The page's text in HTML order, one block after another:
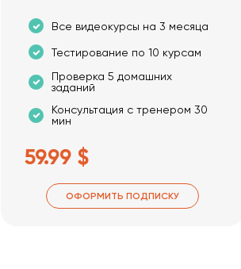
Все видеокурсы на 3 месяца
Тестирование по 10 курсам
Проверка 5 домашних
заданий
Консультация с тренером 30
мин
59.99 $
ОФОРМИТЬ ПОДПИСКУ